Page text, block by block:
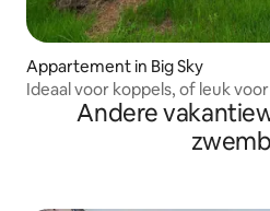
Appartement in Big Sky
Ideaal voor koppels, of leuk
Andere